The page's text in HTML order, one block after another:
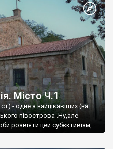
Місто Ч.1
- одне з найцікавіших (на
півострова .Ну,але
розвіяти цей субєктивізм,